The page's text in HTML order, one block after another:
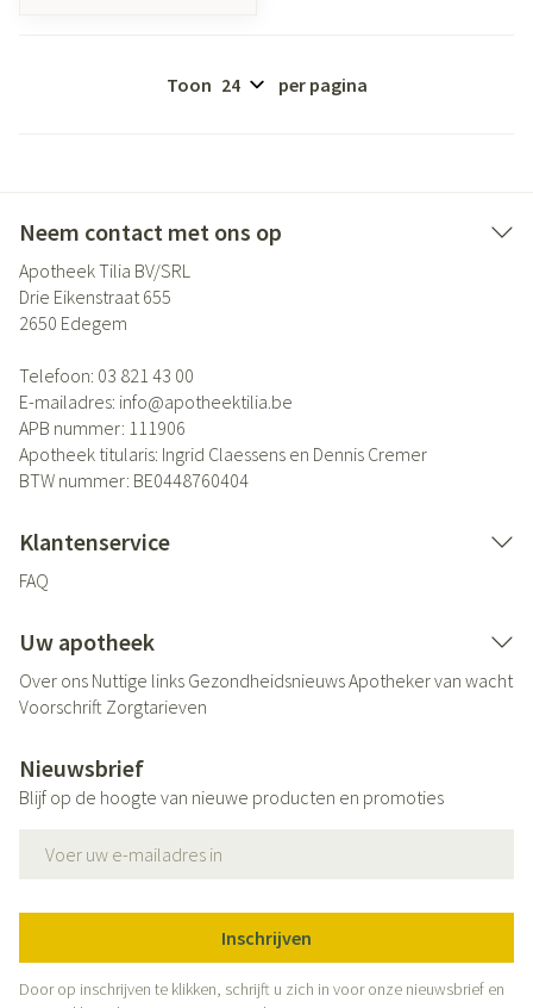
Toon per pagina
Neem contact met ons op
Apotheek Tilia BV/SRL
Drie Eikenstraat 655
2650 Edegem
Telefoon: 03 821 43 00
E-mailadres: info@apotheektilia.be
APB nummer: 111906
Apotheek titularis: Ingrid Claessens en Dennis Cremer
BTW nummer: BE0448760404
Klantenservice
FAQ
Uw apotheek
Over ons Nuttige links GezondheidsnieuwsApotheker van wacht
Voorschrift Zorgtarieven
Nieuwsbrief
Blijf op de hoogte van nieuwe producten en promoties
Inschrijven
Door op inschrijven te klikken, schrijft u zich in voor onze nieuwsbrief en